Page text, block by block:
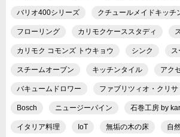
バリオ400シリーズ クチュールメイドキッチ
フローリング カリモクケーススタディ
カリモク コモンズ トウキョウ シンク
スチームオーブン キッチンタイル アク
バキュームドロワー ファブリツィオ・クリサ
Bosch ニュージーパイン 石巻工房 by
イタリア料理 IoT 無垢の木の床 自